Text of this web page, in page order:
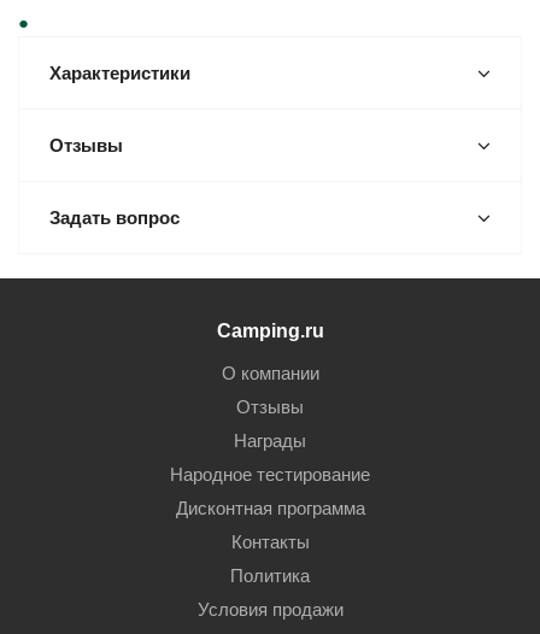
Характеристики
Отзывы
Задать вопрос
Camping.ru
О компании
Отзывы
Награды
Народное тестирование
Дисконтная программа
Контакты
Политика
Условия продажи